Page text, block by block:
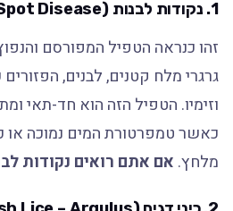
1. נקודות לבנות (Ich / White Spot Disease)
זהו כנראה הטפיל המפורסם
גרגרי מלח קטנים, לבנים, הפזורים
וזימיו. הטפיל הזה הוא חד-תאי
כאשר טמפרטורת המים נמוכה או
מלחץ.אם אתם רואים נקודות